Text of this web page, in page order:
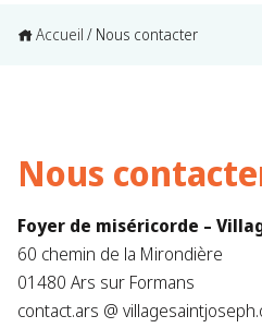
Accueil / Nous contacter
Nous
Foyer de miséricorde –
60 chemin de la Mirondière
01480 Ars sur Formans
contact.ars @